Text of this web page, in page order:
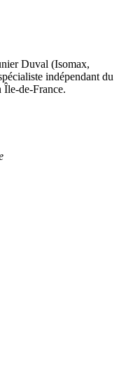
Duval (Isomax,
indépendant du
Île-de-France.